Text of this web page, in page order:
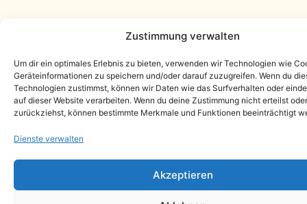
Zustimmung verwalten
Um dir ein optimales Erlebnis zu bieten, verwenden wir Technologien wie
Geräteinformationen zu speichern und/oder darauf zuzugreifen. Wenn du
Technologien zustimmst, können wir Daten wie das Surfverhalten oder
auf dieser Website verarbeiten. Wenn du deine Zustimmung nicht erteilst oder
zurückziehst, können bestimmte Merkmale und Funktionen beeinträchtigt
Dienste verwalten
Akzeptieren